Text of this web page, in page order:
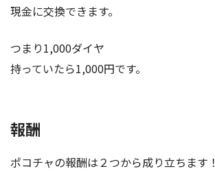
現金に交換できます。
つまり1,000ダイヤ
持っていたら1,000円です。
報酬
ポコチャの報酬は２つから成り立ちます！